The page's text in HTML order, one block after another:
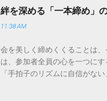
に重量物や大型の荷物、そし
少し異なる点として「営業所
ントロールしているため、現
わせの電話をかける前に、ま
あるのか、いつ届く予定なの
（伝票）の控えに記載されて
絆を深める「一本締め」
11:38 AM
会を美しく締めくくることは
は、参加者全員の心を一つに
「手拍子のリズムに自信がな
解説します。 一本締めとは？